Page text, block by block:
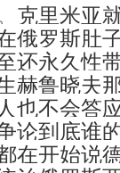
克里米
俄罗斯肚
还永久性
赫鲁晓夫
也不会答
论到底谁
在开始说